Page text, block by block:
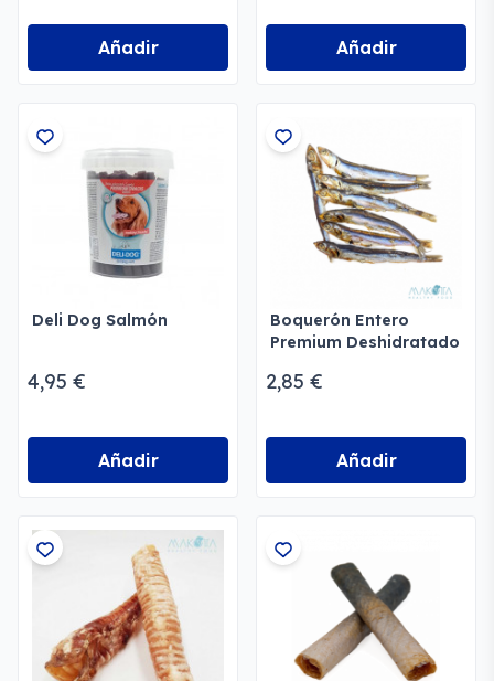
Añadir Añadir
Deli Dog Salmón
4,95 €
Añadir
Boquerón Entero
Premium Deshidratado
2,85 €
Añadir